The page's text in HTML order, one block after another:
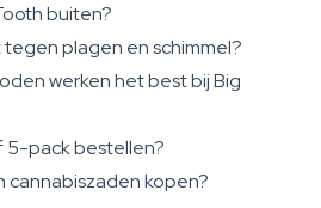
buiten?
tegen plagen en schimmel?
werken het best bij Big
5-pack bestellen?
cannabiszaden kopen?